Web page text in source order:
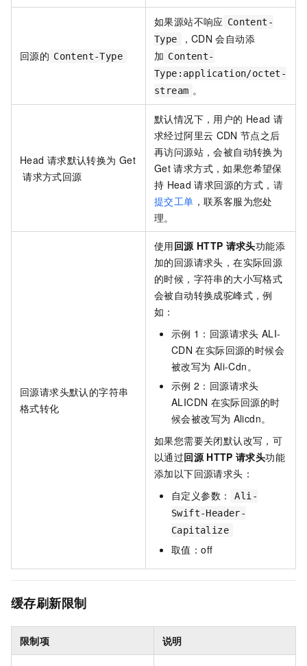
回源的 Content-Type
如果源站不响应 Content-
Type
，CDN 会自动添
加 Content-
Type:application/octet-
stream 。
Head 请求默认转换为 Get
请求方式回源
默认情况下，用户的 Head 请
求经过阿里云 CDN 节点之后
再访问源站，会被自动转换为
Get 请求方式，如果您希望保
持 Head 请求回源的方式， 请
提交工单 ，联系客服为您处
理。
回源请求头默认的字符串
格式转化
使用回源 HTTP 请求头功能添
加的回源请求头，在实际回源
的时候，字符串的大小写格式
会被自动转换成驼峰式，例
如：
示例 1：回源请求头 ALI-
CDN 在实际回源的时候会
被改写为 Ali-Cdn 。
示例 2：回源请求头
ALICDN 在实际回源的时
候会被改写为 Alicdn。
如果您需要关闭默认改写，可
以通过回源 HTTP 请求头功能
添加以下回源请求头：
自定义参数：
Ali-
Swift-Header-
Capitalize
取值：off
缓存刷新限制
限制项 说明